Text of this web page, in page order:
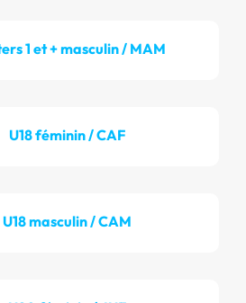
1 et + masculin / MAM
U18 féminin / CAF
U18 masculin / CAM